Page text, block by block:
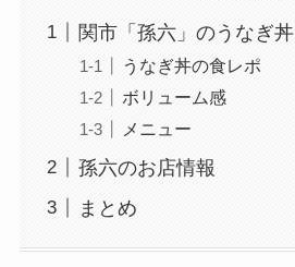
関市「孫六」のうなぎ丼
うなぎ丼の食レポ
ボリューム感
メニュー
孫六のお店情報
まとめ